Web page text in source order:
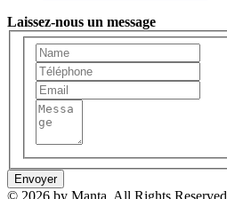
Laissez-nous un message
Envoyer
© 2026 by Manta. All Rights Reserved.